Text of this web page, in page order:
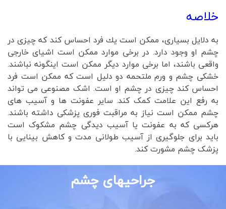
خلاصه
به دلایل بسیاری، ممكن است یك فرد احساس كند كه چیزی در
چشم او وجود دارد. در برخی موارد ممکن است اشیای خارجی
واقعی باشند، اما برخی موارد دیگر ممکن است اینگونه نباشند.
خشکی چشم و ورم ملتحمه دو دلیل است که ممکن است فرد
احساس کند چیزی در چشم او است. اشک مصنوعی می تواند
به رفع این علامت کمک کند. سایر عفونت ها و آسیب های
چشم ممکن است نیاز به مراقبت فوری پزشکی داشته باشند.
هرکسی که به عفونت یا آسیب دیدگی چشم مشکوک است
باید برای جلوگیری از آسیب طولانی مدت و کاهش بینایی با
پزشک چشم مشورت کند.
جراحیهای چشم